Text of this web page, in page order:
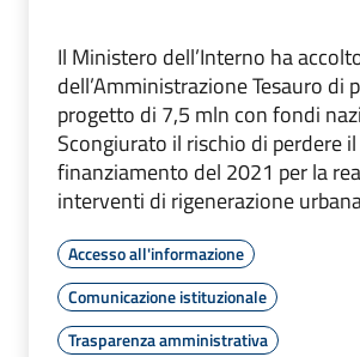
Il Ministero dell’Interno ha
dell’Amministrazione Tesauro di
progetto di 7,5 mln con fondi
Scongiurato il rischio di perdere il
finanziamento del 2021 per la
interventi di rigenerazione
Accesso all'informazione
Comunicazione istituzionale
Trasparenza amministrativa